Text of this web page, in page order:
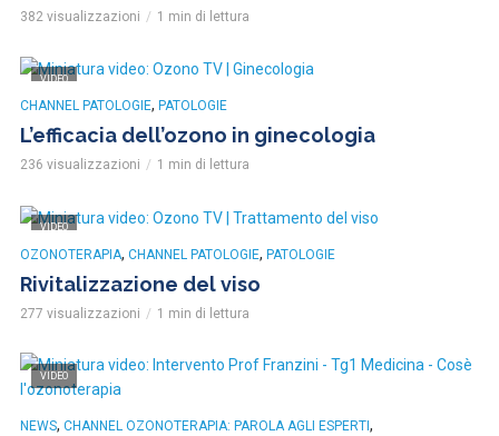
382 visualizzazioni 1 min di lettura
VIDEO
CHANNEL PATOLOGIE, PATOLOGIE
L’efficacia dell’ozono in ginecologia
236 visualizzazioni 1 min di lettura
VIDEO
OZONOTERAPIA, CHANNEL PATOLOGIE, PATOLOGIE
Rivitalizzazione del viso
277 visualizzazioni 1 min di lettura
VIDEO
NEWS, CHANNEL OZONOTERAPIA: PAROLA AGLI ESPERTI ,